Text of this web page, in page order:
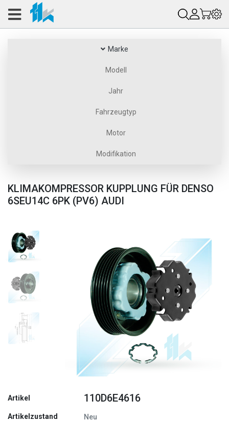
Marke
Modell
Jahr
Fahrzeugtyp
Motor
Modifikation
KLIMAKOMPRESSOR KUPPLUNG FÜR DENSO
6SEU14C 6PK (PV6) AUDI
Zurück
Artikel 110D6E4616
Artikelzustand Neu